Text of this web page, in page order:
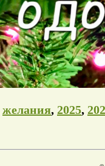
желания, 2025,